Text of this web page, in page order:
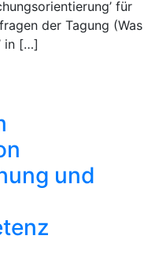
für
der Tagung (Was
in […]
und